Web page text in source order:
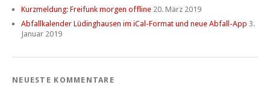
Kurzmeldung: Freifunk morgen offline 20. März 2019
Abfallkalender Lüdinghausen im iCal-Format und neue Abfall-App 3.
Januar 2019
NEUESTE KOMMENTARE